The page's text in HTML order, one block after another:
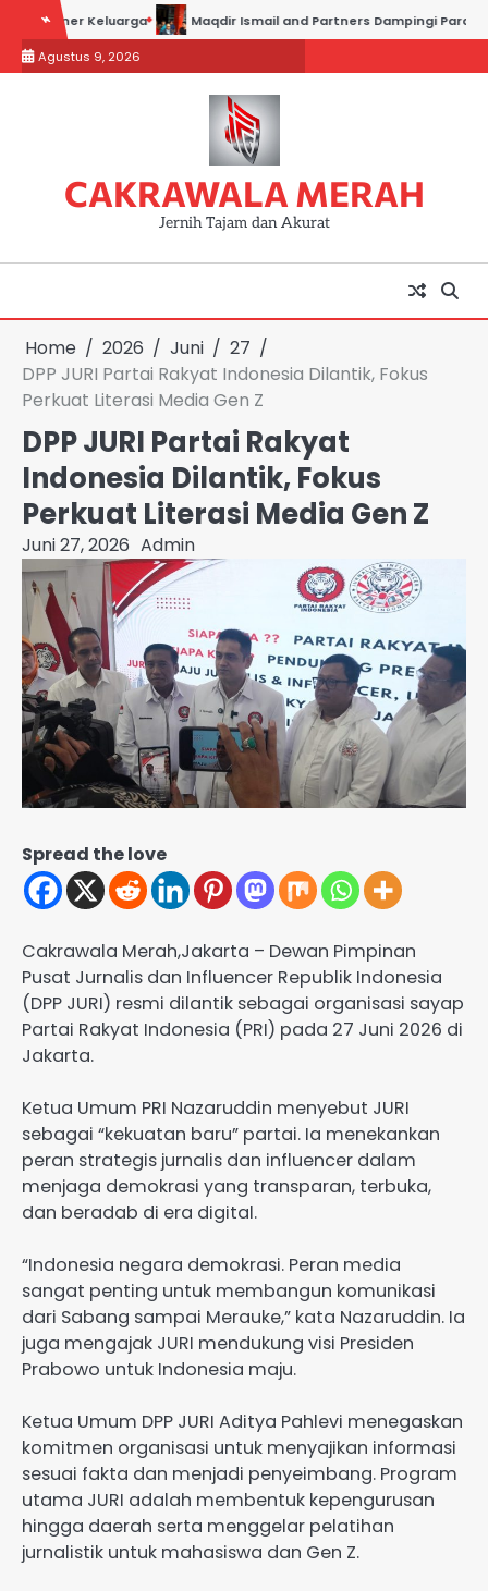
content
Keluarga Maqdir Ismail and Partners Dampingi Para Saksi
Agustus 9, 2026
CAKRAWALA MERAH
Jernih Tajam dan Akurat
Home 2026 Juni
27
DPP JURI Partai Rakyat Indonesia Dilantik, Fokus
Perkuat Literasi Media Gen Z
DPP JURI Partai Rakyat
Indonesia Dilantik, Fokus
Perkuat Literasi Media Gen Z
Juni 27, 2026 Admin
Spread the love
Cakrawala Merah,Jakarta – Dewan Pimpinan
Pusat Jurnalis dan Influencer Republik Indonesia
(DPP JURI) resmi dilantik sebagai organisasi sayap
Partai Rakyat Indonesia (PRI) pada 27 Juni 2026 di
Jakarta.
Ketua Umum PRI Nazaruddin menyebut JURI
sebagai “kekuatan baru” partai. Ia menekankan
peran strategis jurnalis dan influencer dalam
menjaga demokrasi yang transparan, terbuka,
dan beradab di era digital.
“Indonesia negara demokrasi. Peran media
sangat penting untuk membangun komunikasi
dari Sabang sampai Merauke,” kata Nazaruddin. Ia
juga mengajak JURI mendukung visi Presiden
Prabowo untuk Indonesia maju.
Ketua Umum DPP JURI Aditya Pahlevi menegaskan
komitmen organisasi untuk menyajikan informasi
sesuai fakta dan menjadi penyeimbang. Program
utama JURI adalah membentuk kepengurusan
hingga daerah serta menggelar pelatihan
jurnalistik untuk mahasiswa dan Gen Z.